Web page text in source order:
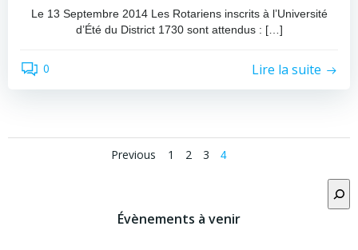
Le 13 Septembre 2014 Les Rotariens inscrits à l’Université
d’Été du District 1730 sont attendus : […]
0 Lire la suite
Posts
Previous
Posts
Page
1 Page
2 Page
3 Page
4
Évènements à venir